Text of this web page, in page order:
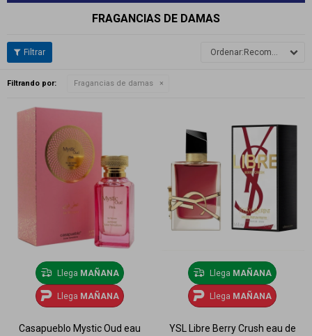
FRAGANCIAS DE DAMAS
Recomendados
Filtrando por: Fragancias de damas
Llega MAÑANA
Llega MAÑANA
Casapueblo Mystic Oud eau
Llega MAÑANA
Llega MAÑANA
YSL Libre Berry Crush eau de